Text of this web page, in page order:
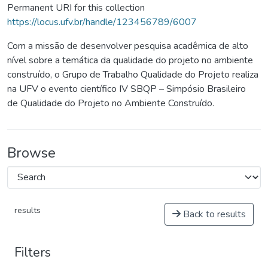
Permanent URI for this collection
https://locus.ufv.br/handle/123456789/6007
Com a missão de desenvolver pesquisa acadêmica de alto
nível sobre a temática da qualidade do projeto no ambiente
construído, o Grupo de Trabalho Qualidade do Projeto realiza
na UFV o evento científico IV SBQP – Simpósio Brasileiro
de Qualidade do Projeto no Ambiente Construído.
Browse
results Back to results
Filters